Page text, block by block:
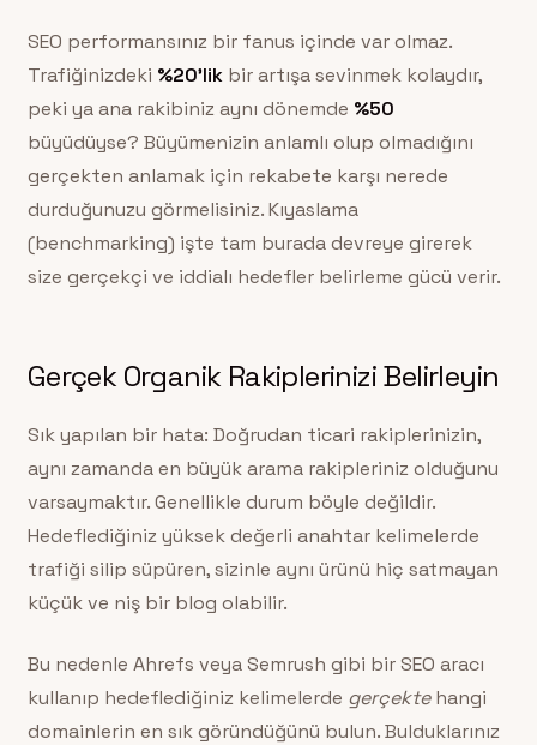
SEO performansınız bir fanus içinde var olmaz.
Trafiğinizdeki %20’likbir artışa sevinmek kolaydır,
peki ya ana rakibiniz aynı dönemde %50
büyüdüyse? Büyümenizin anlamlı olup olmadığını
gerçekten anlamak için rekabete karşı nerede
durduğunuzu görmelisiniz. Kıyaslama
(benchmarking) işte tam burada devreye girerek
size gerçekçi ve iddialı hedefler belirleme gücü verir.
Gerçek Organik Rakiplerinizi Belirleyin
Sık yapılan bir hata: Doğrudan ticari rakiplerinizin,
aynı zamanda en büyük arama rakipleriniz olduğunu
varsaymaktır. Genellikle durum böyle değildir.
Hedeflediğiniz yüksek değerli anahtar kelimelerde
trafiği silip süpüren, sizinle aynı ürünü hiç satmayan
küçük ve niş bir blog olabilir.
Bu nedenle Ahrefs veya Semrush gibi bir SEO aracı
kullanıp hedeflediğiniz kelimelerde gerçektehangi
domainlerin en sık göründüğünü bulun. Bulduklarınız